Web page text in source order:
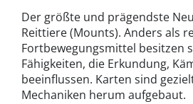
Der größte und prägendste
Reittiere (Mounts). Anders als
Fortbewegungsmittel besitzen
Fähigkeiten, die Erkundung,
beeinflussen. Karten sind
Mechaniken herum aufgebaut.